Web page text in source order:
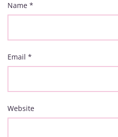
Name *
Email *
Website